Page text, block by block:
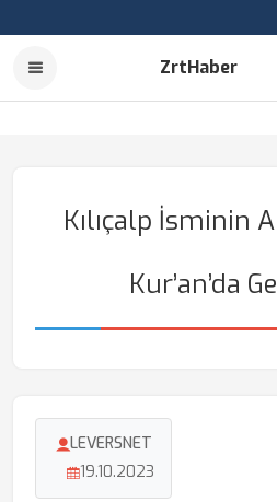
ZrtHaber
Kılıçalp İsminin
Kur’an’da
LEVERSNET
19.10.2023